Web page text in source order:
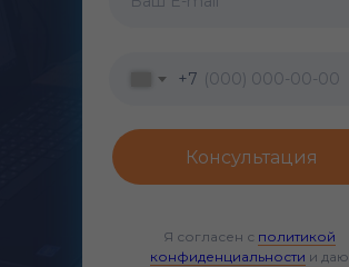
Я согласен с политикой
конфиденциальности и даю
+7
Консультация